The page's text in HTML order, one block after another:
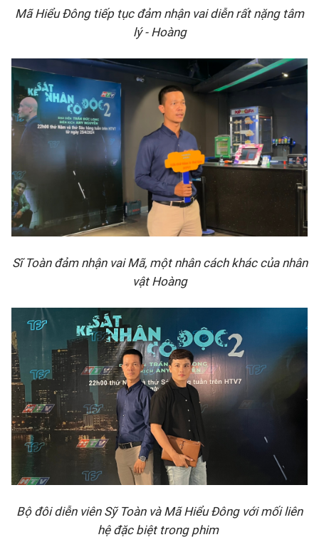
Mã Hiểu Đông tiếp tục đảm nhận vai diễn rất nặng tâm
lý - Hoàng
Sĩ Toàn đảm nhận vai Mã, một nhân cách khác của nhân
vật Hoàng
Bộ đôi diễn viên Sỹ Toàn và Mã Hiểu Đông với mối liên
hệ đặc biệt trong phim